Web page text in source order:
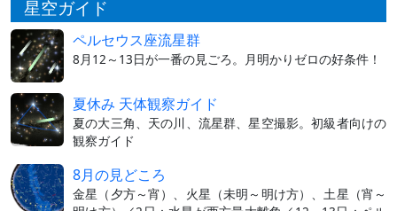
星空ガイド
ペルセウス座流星群
8月12～13日が一番の見ごろ。月明かりゼロの好条件！
夏休み 天体観察ガイド
夏の大三角、天の川、流星群、星空撮影。初級者向けの
観察ガイド
8月の見どころ
金星（夕方～宵）、火星（未明～明け方）、土星（宵～